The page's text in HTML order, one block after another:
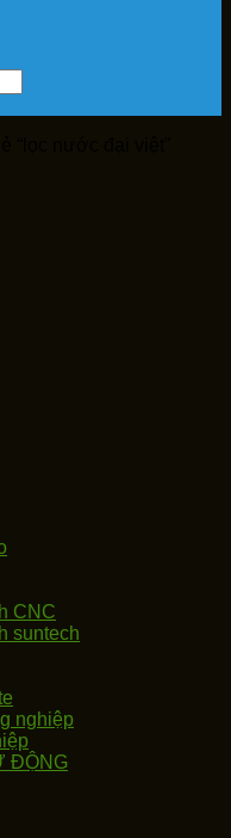
CNC
suntech
nghiệp
ĐỘNG